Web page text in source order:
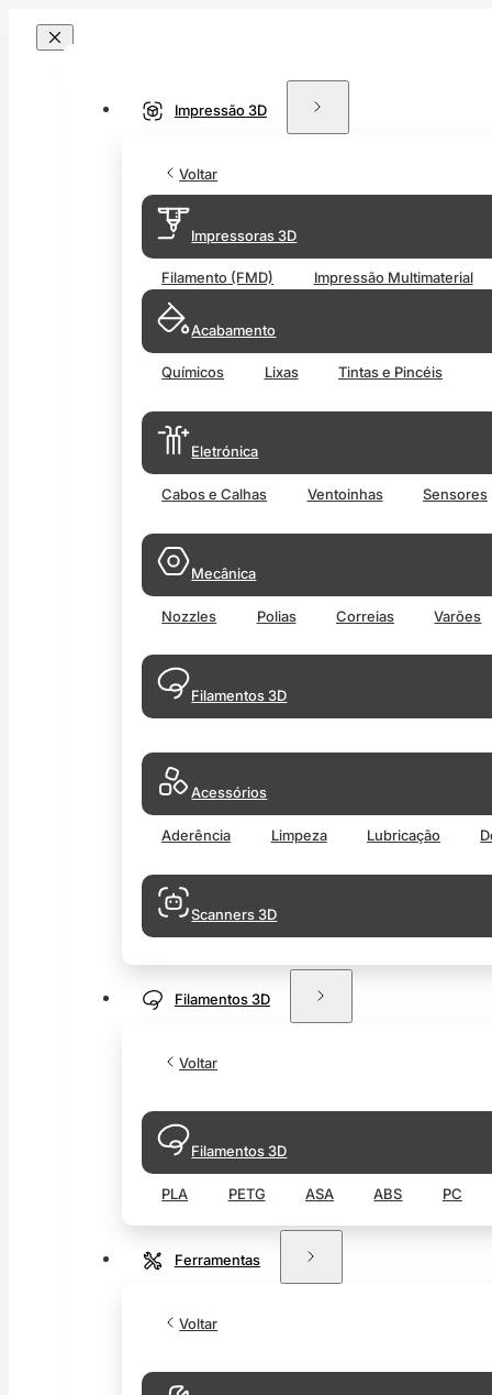
Impressão 3D
Voltar
Impressoras 3D
Filamento (FMD) Impressão Multimaterial
Acabamento
Químicos Lixas Tintas e Pincéis
Eletrónica
Cabos e Calhas Ventoinhas Sensores
Mecânica
Nozzles Polias Correias Varões
Filamentos 3D
Acessórios
Aderência Limpeza Lubricação
Scanners 3D
Filamentos 3D
Voltar
Filamentos 3D
PLA PETG ASA ABS PC
Ferramentas
Voltar